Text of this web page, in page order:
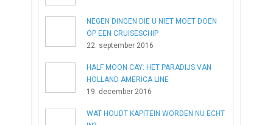
NEGEN DINGEN DIE U NIET MOET DOEN
OP EEN CRUISESCHIP
22. september 2016
HALF MOON CAY: HET PARADIJS VAN
HOLLAND AMERICA LINE
19. december 2016
WAT HOUDT KAPITEIN WORDEN NU ECHT